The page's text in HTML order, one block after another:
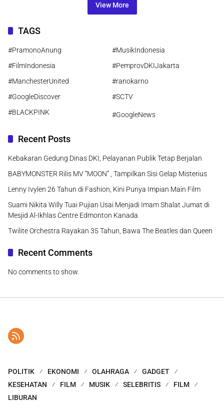
View More
TAGS
#PramonoAnung
#MusikIndonesia
#FilmIndonesia
#PemprovDKIJakarta
#ManchesterUnited
#ranokarno
#GoogleDiscover
#SCTV
#BLACKPINK
#GoogleNews
Recent Posts
Kebakaran Gedung Dinas DKI, Pelayanan Publik Tetap Berjalan
BABYMONSTER Rilis MV “MOON” , Tampilkan Sisi Gelap Misterius
Lenny Ivylen 26 Tahun di Fashion, Kini Punya Impian Main Film
Suami Nikita Willy Tuai Pujian Usai Menjadi Imam Shalat Jumat di
Mesjid Al-Ikhlas Centre Edmonton Kanada
Twilite Orchestra Rayakan 35 Tahun, Bawa The Beatles dan Queen
Recent Comments
No comments to show.
POLITIK EKONOMI OLAHRAGA
GADGET
KESEHATAN
FILM MUSIK SELEBRITIS
FILM
LIBURAN